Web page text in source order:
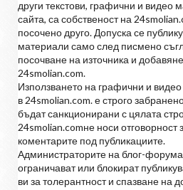
други текстови, графични и видео
сайта, са собственост на
посочено друго. Допуска се
материали само след писмено
посочване на източника и
24smolian.com.
Използването на графични и
в 24smolian.com. е строго
бъдат санкционирани с цялата
24smolian.comне носи
коментарите под публикациите.
Администраторите на блог-форума
ограничават или блокират
ви за толерантност и спазване на